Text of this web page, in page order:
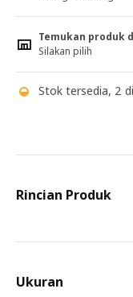
Temukan produk
Silakan pilih
Stok tersedia, 2 di
Rincian Produk
Ukuran